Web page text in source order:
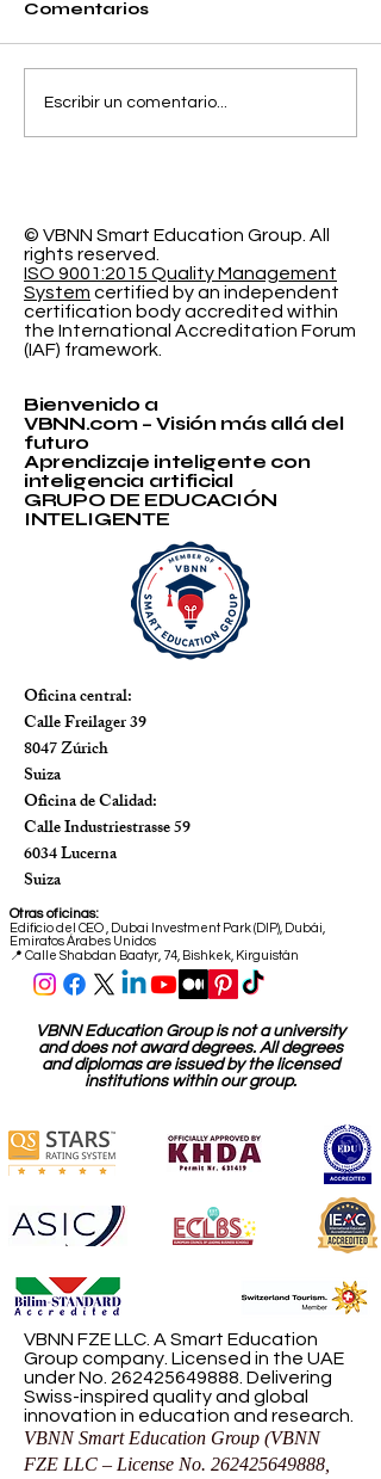
Separando la
Precisión y el Error
Comentarios
Escribir un comentario...
© VBNN Smart Education Group. All
rights reserved.
ISO 9001:2015 Quality Management
System certified by an independent
certification body accredited within
the International Accreditation Forum
(IAF) framework.
Bienvenido a
VBNN.com – Visión más allá del
futuro
Aprendizaje inteligente con
inteligencia artificial
GRUPO DE EDUCACIÓN
INTELIGENTE
Oficina central:
Calle Freilager 39
8047 Zúrich
Suiza
Oficina de Calidad:
Calle Industriestrasse 59
6034 Lucerna
Suiza
Otras oficinas:
Edificio del CEO, Dubai Investment Park (DIP), Dubái,
Emiratos Árabes Unidos
📍 Calle Shabdan Baatyr, 74, Bishkek, Kirguistán
VBNN Education Group is not a university
and does not award degrees. All degrees
and diplomas are issued by the licensed
institutions within our group.
VBNN FZE LLC. A Smart Education
Group company. Licensed in the UAE
under No. 262425649888. Delivering
Swiss-inspired quality and global
innovation in education and research.
VBNN Smart Education Group (VBNN
FZE LLC – License No. 262425649888